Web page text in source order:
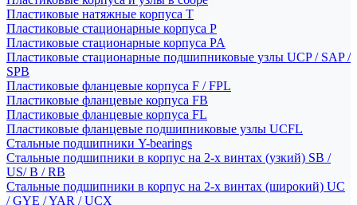
Пластиковые натяжные корпуса T
Пластиковые стационарные корпуса P
Пластиковые стационарные корпуса PA
Пластиковые стационарные подшипниковые узлы UCP / SAP /
SPB
Пластиковые фланцевые корпуса F / FPL
Пластиковые фланцевые корпуса FB
Пластиковые фланцевые корпуса FL
Пластиковые фланцевые подшипниковые узлы UCFL
Стальные подшипники Y-bearings
Стальные подшипники в корпус на 2-х винтах (узкий) SB /
US/ B / RB
Стальные подшипники в корпус на 2-х винтах (широкий) UC
/ GYE / YAR / UCX